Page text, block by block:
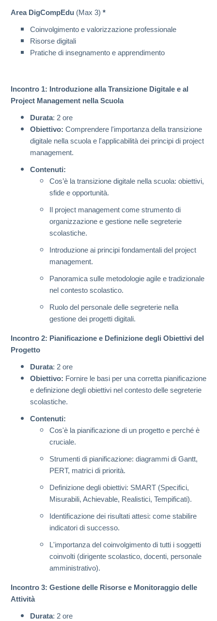
Area DigCompEdu (Max 3) *
Coinvolgimento e valorizzazione professionale
Risorse digitali
Pratiche di insegnamento e apprendimento
Incontro 1: Introduzione alla Transizione Digitale e al
Project Management nella Scuola
Durata: 2 ore
Obiettivo: Comprendere l'importanza della transizione
digitale nella scuola e l'applicabilità dei principi di project
management.
Contenuti:
Cos’è la transizione digitale nella scuola: obiettivi,
sfide e opportunità.
Il project management come strumento di
organizzazione e gestione nelle segreterie
scolastiche.
Introduzione ai principi fondamentali del project
management.
Panoramica sulle metodologie agile e tradizionale
nel contesto scolastico.
Ruolo del personale delle segreterie nella
gestione dei progetti digitali.
Incontro 2: Pianificazione e Definizione degli Obiettivi del
Progetto
Durata: 2 ore
Obiettivo: Fornire le basi per una corretta pianificazione
e definizione degli obiettivi nel contesto delle segreterie
scolastiche.
Contenuti:
Cos'è la pianificazione di un progetto e perché è
cruciale.
Strumenti di pianificazione: diagrammi di Gantt,
PERT, matrici di priorità.
Definizione degli obiettivi: SMART (Specifici,
Misurabili, Achievable, Realistici, Tempificati).
Identificazione dei risultati attesi: come stabilire
indicatori di successo.
L'importanza del coinvolgimento di tutti i soggetti
coinvolti (dirigente scolastico, docenti, personale
amministrativo).
Incontro 3: Gestione delle Risorse e Monitoraggio delle
Attività
Durata: 2 ore